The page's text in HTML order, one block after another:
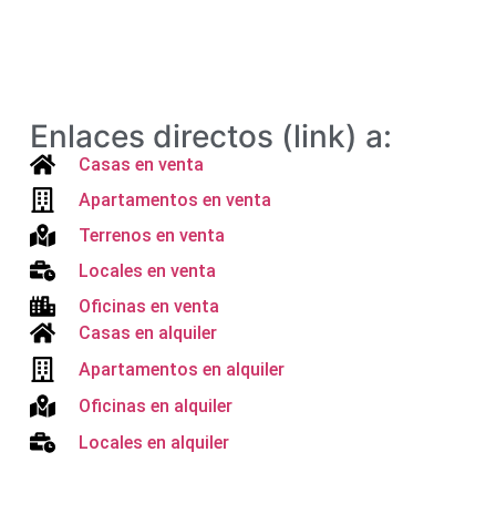
Enlaces directos (link) a:
Casas en venta
Apartamentos en venta
Terrenos en venta
Locales en venta
Oficinas en venta
Casas en alquiler
Apartamentos en alquiler
Oficinas en alquiler
Locales en alquiler